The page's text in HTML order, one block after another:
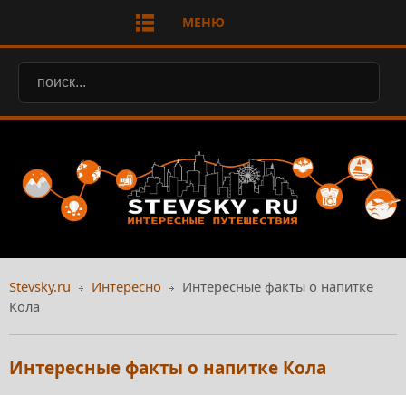
МЕНЮ
Stevsky.ru Интересно
Интересные факты о напитке
Кола
Интересные факты о напитке Кола